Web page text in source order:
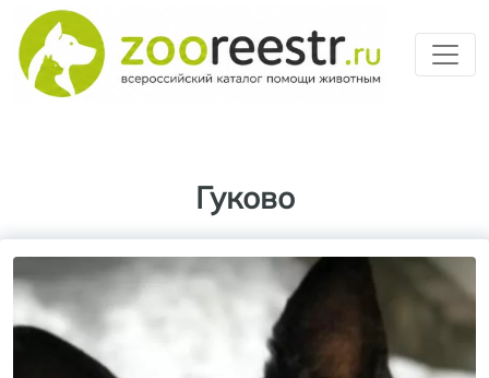
Гуково